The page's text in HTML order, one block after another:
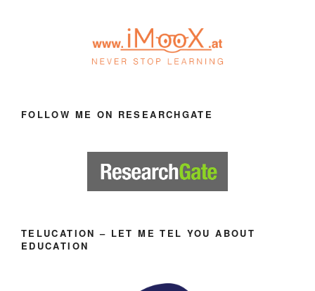
FOLLOW ME ON RESEARCHGATE
TELUCATION – LET ME TEL YOU ABOUT
EDUCATION